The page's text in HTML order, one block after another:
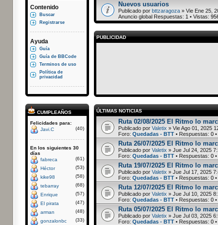
Contenido
Buscar
Registrarse
Ayuda
Guía
Guía de BBCode
Terminos de uso
Política de
privacidad
CUMPLEAÑOS
Felicidades para:
Javi.C
(40)
En los siguientes 30
días
fabreca
(61)
Héctor
(53)
kike98
(58)
tebarray
(68)
Enrique
(57)
El pirata
(47)
arman
(48)
gonzalonbc
(33)
Nuevos usuarios
Publicado por bttzaragoza» Vie Ene 25,
Anuncio global Respuestas: 1 • Vistas:
PUBLICIDAD
ÚLTIMAS NOTICIAS
Ruta 02/08/2025 El Ritmo lo
Publicado por Valetix » Vie Ago 01, 2025
Foro: Quedadas - BTT• Respuestas: 0•
Ruta 26/07/2025 El Ritmo lo
Publicado por Valetix » Jue Jul 24, 2025
Foro: Quedadas - BTT• Respuestas: 0•
Ruta 19/07/2025 El Ritmo lo
Publicado por Valetix » Jue Jul 17, 2025
Foro: Quedadas - BTT• Respuestas: 0•
Ruta 12/07/2025 El Ritmo lo
Publicado por Valetix » Jue Jul 10, 2025
Foro: Quedadas - BTT• Respuestas: 0•
Ruta 05/07/2025 El Ritmo lo
Publicado por Valetix » Jue Jul 03, 2025
Foro: Quedadas - BTT• Respuestas: 0•